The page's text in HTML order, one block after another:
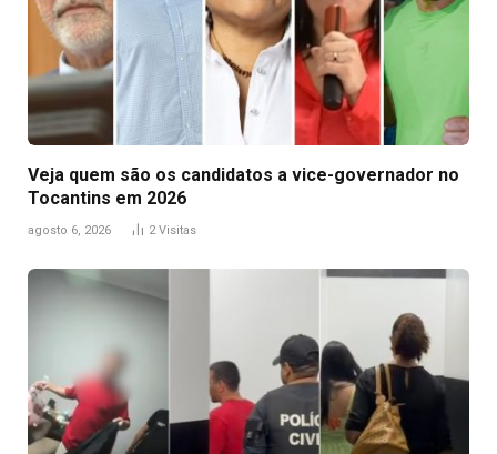
Veja quem são os candidatos a vice-governador no
Tocantins em 2026
agosto 6, 2026 2Visitas